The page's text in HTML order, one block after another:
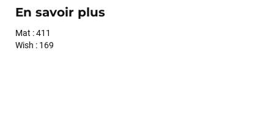
En savoir plus
Mat : 411
Wish : 169